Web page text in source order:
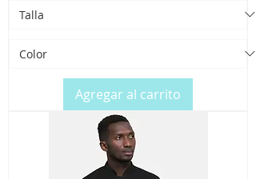
Agregar al carrito